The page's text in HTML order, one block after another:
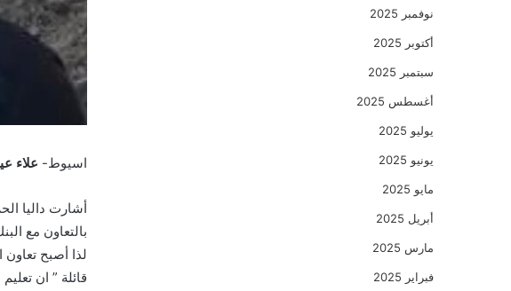
اسيوط- علاء
أشارت داليا
بالتعاون مع البنك الدولي علي ان هناك
لذا أصبح
قائلة ” ان
نوفمبر 2025
أكتوبر 2025
سبتمبر 2025
أغسطس 2025
يوليو 2025
يونيو 2025
مايو 2025
أبريل 2025
مارس 2025
فبراير 2025